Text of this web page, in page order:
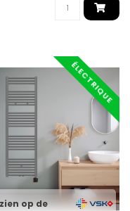
ÉLECTRIQUE
op de